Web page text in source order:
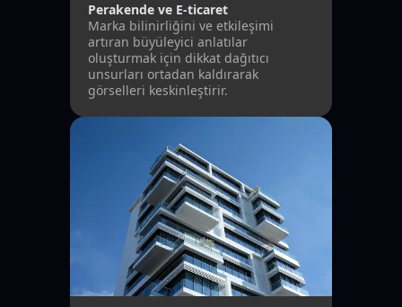
Perakende ve E-ticaret
Marka bilinirliğini ve etkileşimi
artıran büyüleyici anlatılar
oluşturmak için dikkat dağıtıcı
unsurları ortadan kaldırarak
görselleri keskinleştirir.